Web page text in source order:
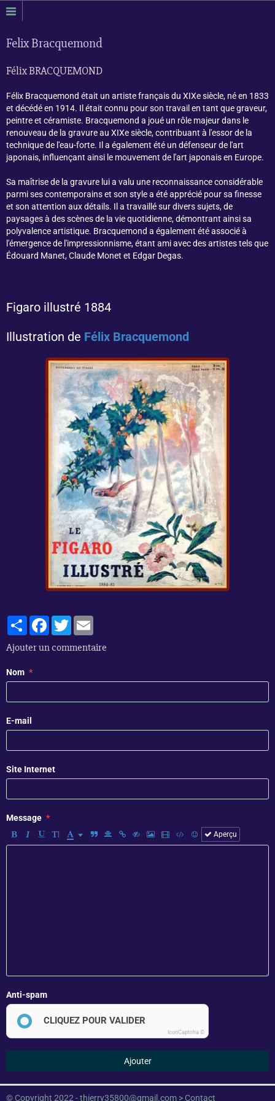
Felix Bracquemond
Félix BRACQUEMOND
Félix Bracquemond était un artiste français du XIXe siècle, né en 1833
et décédé en 1914. Il était connu pour son travail en tant que graveur,
peintre et céramiste. Bracquemond a joué un rôle majeur dans le
renouveau de la gravure au XIXe siècle, contribuant à l'essor de la
technique de l'eau-forte. Il a également été un défenseur de l'art
japonais, influençant ainsi le mouvement de l'art japonais en Europe.
Sa maîtrise de la gravure lui a valu une reconnaissance considérable
parmi ses contemporains et son style a été apprécié pour sa finesse
et son attention aux détails. Il a travaillé sur divers sujets, de
paysages à des scènes de la vie quotidienne, démontrant ainsi sa
polyvalence artistique. Bracquemond a également été associé à
l'émergence de l'impressionnisme, étant ami avec des artistes tels que
Édouard Manet, Claude Monet et Edgar Degas.
Figaro illustré 1884
Illustration de Félix Bracquemond
PartagerFacebook
Twitter
Ajouter un commentaire
Nom
E-mail
Site Internet
Message
Aperçu
Anti-spam
CLIQUEZ POUR VALIDER
IconCaptcha ©
Ajouter
© Copyright 2022 - thierry35800@gmail.com > Contact